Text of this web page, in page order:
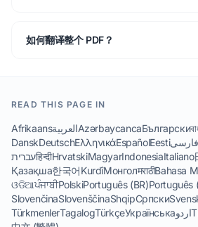
如何翻译整个 PDF？
READ THIS PAGE IN
AfrikaansالعربيةAzərbaycancaБългарски
DanskDeutschΕλληνικάEspañolEestiفارسی
עבריתहिन्दीHrvatskiMagyarIndonesiaItaliano
Қазақша한국어KurdîМонголमराठीBahasa
ଓଡିଆਪੰਜਾਬੀPolskiPortuguês (BR)Português
SlovenčinaSlovenščinaShqipСрпски
TürkmenlerTagalogTürkçeУкраїнськаاردو